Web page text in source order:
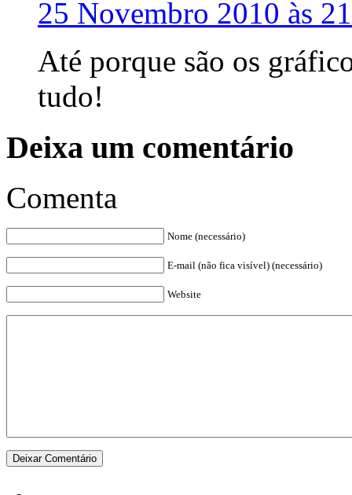
25 Novembro 2010 às
Até porque são os
tudo!
Deixa um comentário
Comenta
Nome (necessário)
E-mail (não fica visível) (necessário)
Website